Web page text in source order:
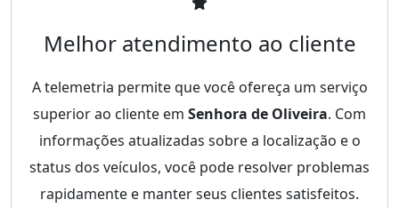
Melhor atendimento ao cliente
A telemetria permite que você ofereça um serviço
superior ao cliente em Senhora de Oliveira. Com
informações atualizadas sobre a localização e o
status dos veículos, você pode resolver problemas
rapidamente e manter seus clientes satisfeitos.